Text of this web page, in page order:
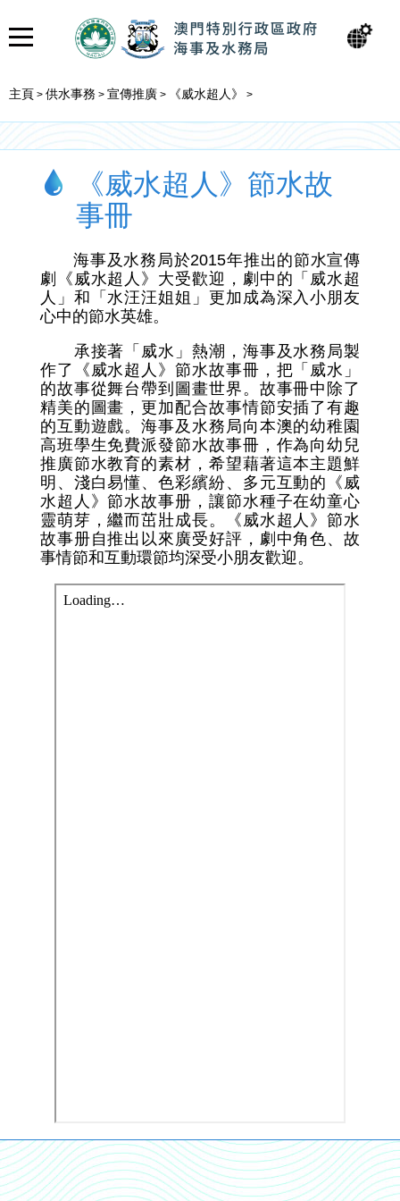
主頁 > 供水事務 > 宣傳推廣 > 《威水超人》 >
《威水超人》節水故
事冊
海事及水務局於2015年推出的節水宣傳
劇《威水超人》大受歡迎，劇中的「威水超
人」和「水汪汪姐姐」更加成為深入小朋友
心中的節水英雄。
承接著「威水」熱潮，海事及水務局製
作了《威水超人》節水故事冊，把「威水」
的故事從舞台帶到圖畫世界。故事冊中除了
精美的圖畫，更加配合故事情節安插了有趣
的互動遊戲。海事及水務局向本澳的幼稚園
高班學生免費派發節水故事冊，作為向幼兒
推廣節水教育的素材，希望藉著這本主題鮮
明、淺白易懂、色彩繽紛、多元互動的《威
水超人》節水故事册，讓節水種子在幼童心
靈萌芽，繼而茁壯成長。《威水超人》節水
故事册自推出以來廣受好評，劇中角色、故
事情節和互動環節均深受小朋友歡迎。